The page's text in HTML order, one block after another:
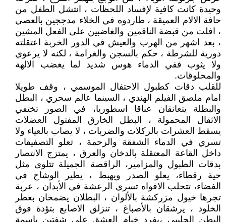
وحيدة كانت كافية لإفساد اللحظات ، انتشل الطفل من
حافة الالام العميقة ، طاردوه في الخلاء مدججين بالعصي
، افلت من قبضة الناقمين والغاضبين على الفعل المشين
، بعد اشهر من الهرب والعيش في الدور الخربة اعتقلته
دورية للشرطة ، حكم بالسجن والغرامة ، لكنه لا يرعوي
ولا يثوب ففي الدماء هوس شديد لما يغضب الالهة
والمخلوقات.
للقلب دقات كطبول الاحتفال الموسمي ، وقف طويلا
امام ملصق الفيلم الهندي ، السينما عالم سحري ، البطل
والبطلة يتعانقان عناقا اسطوريا، في الصور تختفي
الاثقال المحمولة ، البطل الخارق المفتول العضلات
يسقط العشرات بالركلات والضربات ، لا يصاب بالعياء ولا
تسري في الدماء الشفقة والرحمة ، تعلو التصفيقات
داخل القاعة المعتقلة بالدخان والعرق ، يمتزج الانتصار
بدقات الطبول والمزامير، الراقصة الجميلة تتلوى مثل
حية رقطاء، يعلو الصدر ويهبط ، يطير الوشاح في
الفضاء، تتحلب الافواه تسري الرعشة في الأبدان ، عربة
تجرها خيول مزركشة بالألوان ، البطلان يضمخان بعطر
الخلود ، يرشقان بالأصباغ ، تنزلق الاصابع بتؤدة فوق
البطن الحليبي ،يفرد خيام العشق على شفتين باسمة